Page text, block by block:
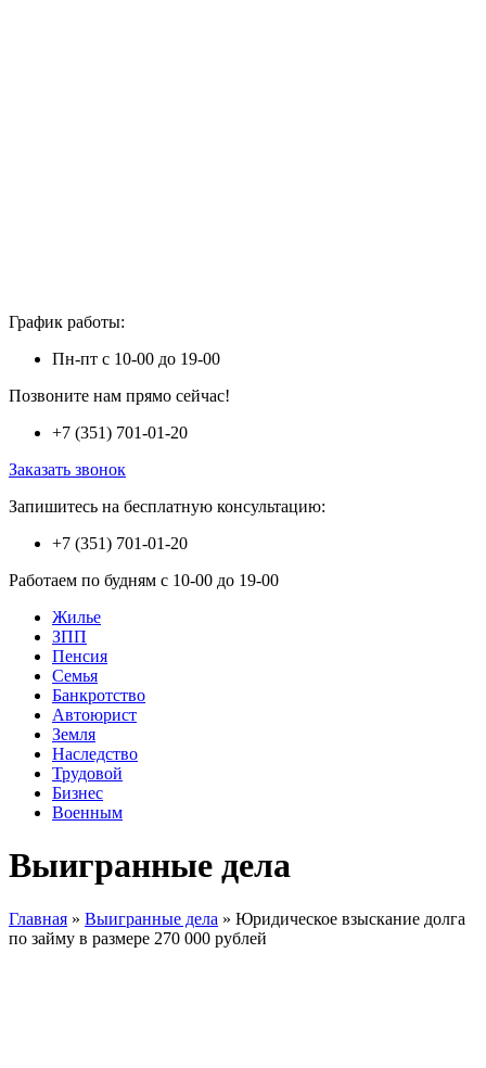
График работы:
Пн-пт с 10-00 до 19-00
Позвоните нам прямо сейчас!
+7 (351) 701-01-20
Заказать звонок
Запишитесь на бесплатную консультацию:
+7 (351) 701-01-20
Работаем по будням с 10-00 до 19-00
Жилье
ЗПП
Пенсия
Семья
Банкротство
Автоюрист
Земля
Наследство
Трудовой
Бизнес
Военным
Выигранные дела
Главная » Выигранные дела » Юридическое взыскание долга
по займу в размере 270 000 рублей